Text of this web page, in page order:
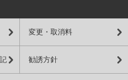
変更・取消料
勧誘方針